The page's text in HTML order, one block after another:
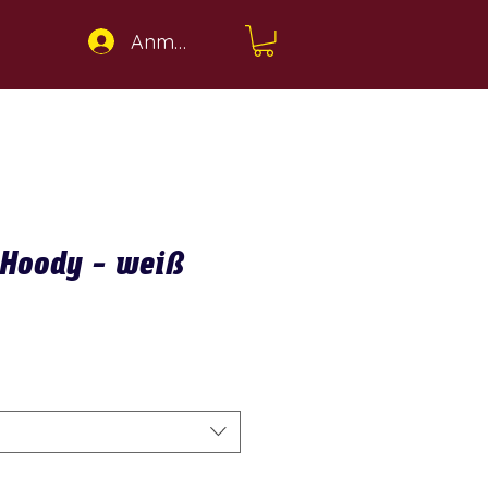
Anmelden
Hoody - weiß